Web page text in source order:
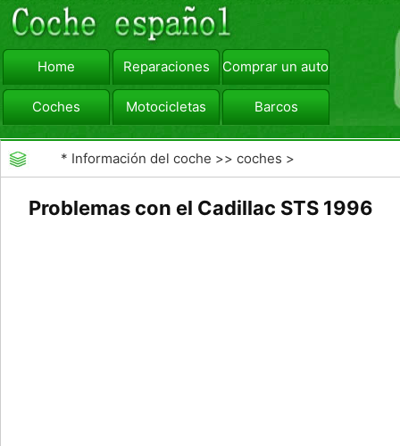
Home Reparaciones Comprar un automóvil
Coches Motocicletas Barcos
viajar Camiones
* Información del coche >>coches >
Problemas con el Cadillac STS 1996